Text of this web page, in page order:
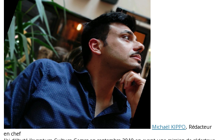
Michaël KIPPO, Rédacteur
en chef